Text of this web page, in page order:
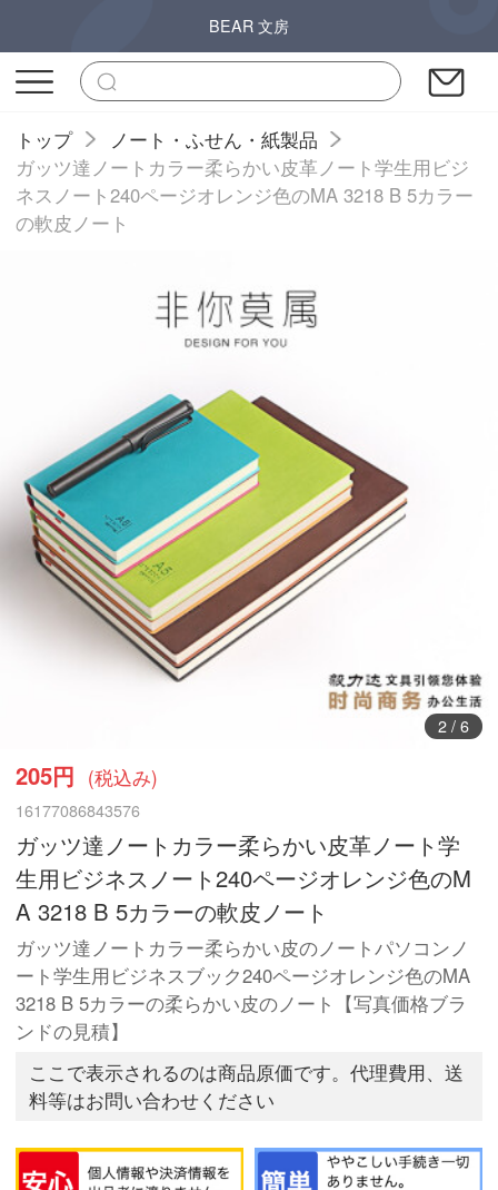
BEAR 文房
トップ
ノート・ふせん・紙製品
ガッツ達ノートカラー柔らかい皮革ノート学生用ビジ
ネスノート240ページオレンジ色のMA 3218 B 5カラー
の軟皮ノート
3/ 6
205円 (税込み)
16177086843576
ガッツ達ノートカラー柔らかい皮革ノート学
生用ビジネスノート240ページオレンジ色のM
A 3218 B 5カラーの軟皮ノート
ガッツ達ノートカラー柔らかい皮のノートパソコンノ
ート学生用ビジネスブック240ページオレンジ色のMA
3218 B 5カラーの柔らかい皮のノート【写真価格ブラ
ンドの見積】
ここで表示されるのは商品原価です。代理費用、送
料等はお問い合わせください